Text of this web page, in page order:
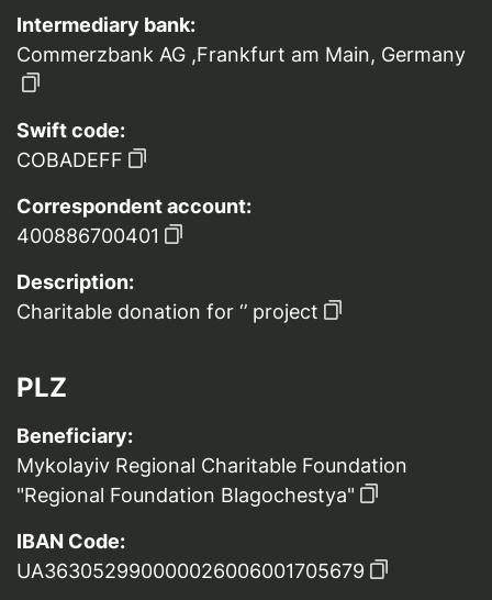
Intermediary bank:
Commerzbank AG ,Frankfurt am Main, Germany
Swift code:
COBADEFF
Correspondent account:
400886700401
Description:
Charitable donation for ‘’ project
PLZ
Beneficiary:
Mykolayiv Regional Charitable Foundation
"Regional Foundation Blagochestya"
IBAN Code:
UA363052990000026006001705679